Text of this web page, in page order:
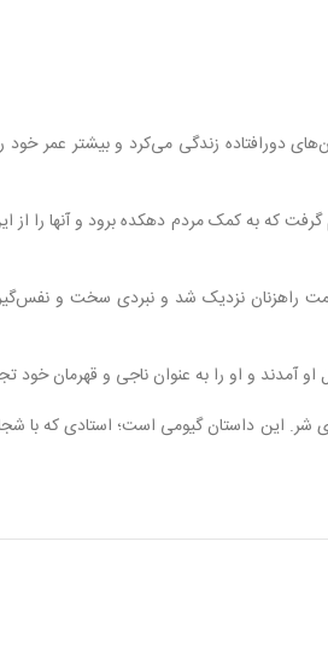
دورافتاده زندگی می‌کرد و بیشتر عمر
که به کمک مردم دهکده برود و آنها را از
راهزنان نزدیک شد و نبردی سخت و نفس‌گیر
آمدند و او را به عنوان ناجی و قهرمان خود
شر. این داستان گیومی است؛ استادی که